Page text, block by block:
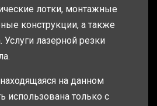
лотки, монтажные
конструкции, а также
лазерной резки
на данном
использована только с